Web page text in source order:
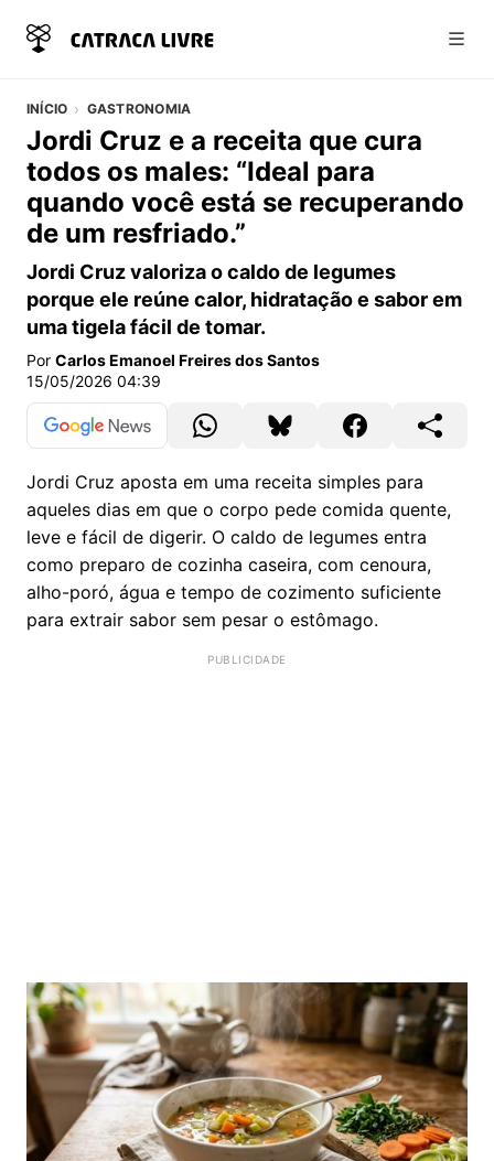
INÍCIO GASTRONOMIA
Jordi Cruz e a receita que cura
todos os males: “Ideal para
quando você está se recuperando
de um resfriado.”
Jordi Cruz valoriza o caldo de legumes
porque ele reúne calor, hidratação e sabor em
uma tigela fácil de tomar.
Por Carlos Emanoel Freires dos Santos
15/05/2026 04:39
Jordi Cruz aposta em uma receita simples para
aqueles dias em que o corpo pede comida quente,
leve e fácil de digerir. O caldo de legumes entra
como preparo de cozinha caseira, com cenoura,
alho-poró, água e tempo de cozimento suficiente
para extrair sabor sem pesar o estômago.